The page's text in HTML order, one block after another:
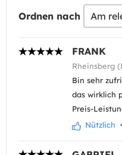
Ordnen nach
FRANK
Rheinsberg
Bin sehr
das wirklich
Preis-
Nützlich •